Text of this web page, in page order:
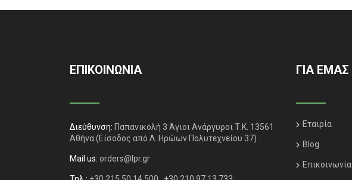
ΕΠΙΚΟΙΝΩΝΙΑ
Διεύθυνση: Παπανικολή 3 Άγιοι Ανάργυροι Τ.Κ. 13561
Αθήνα(Είσοδος από Λ. Ηρώων Πολυτεχνείου 37)
Mail us: orders@lpr.gr
ΓΙΑ ΕΜΑΣ
Εταιρία
Blog
Επικοινωνία